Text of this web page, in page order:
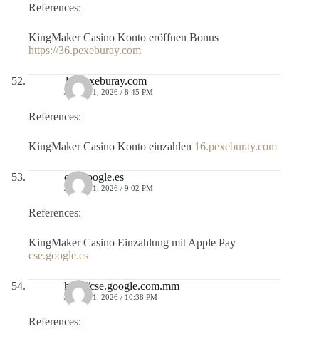
References:
KingMaker Casino Konto eröffnen Bonus
https://36.pexeburay.com
16.pexeburay.com
JULIO 11, 2026 / 8:45 PM
References:
KingMaker Casino Konto einzahlen 16.pexeburay.com
cse.google.es
JULIO 11, 2026 / 9:02 PM
References:
KingMaker Casino Einzahlung mit Apple Pay
cse.google.es
http://cse.google.com.mm
JULIO 11, 2026 / 10:38 PM
References: